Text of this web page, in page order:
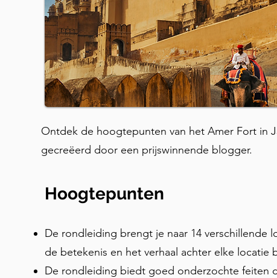
Ontdek de hoogtepunten van het Amer Fort in
gecreëerd door een prijswinnende blogger.
Hoogtepunten
De rondleiding brengt je naar 14 verschillende
de betekenis en het verhaal achter elke locatie
De rondleiding biedt goed onderzochte feiten